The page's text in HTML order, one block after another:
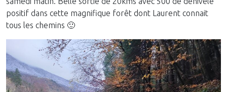
positif dans cette magnifique forêt dont Laurent connait
tous les chemins 🙂